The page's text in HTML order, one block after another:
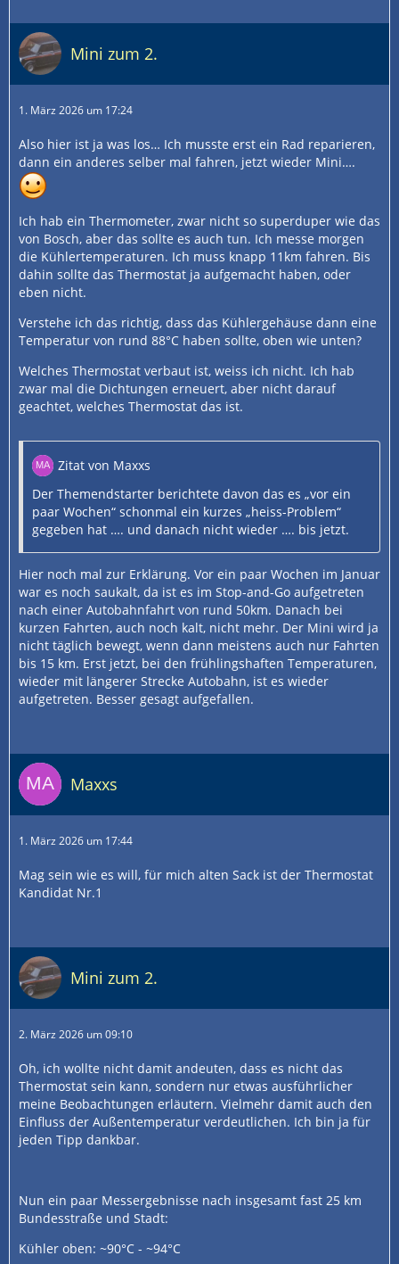
Mini zum 2.
1. März 2026 um 17:24
Also hier ist ja was los… Ich musste erst ein Rad reparieren,
dann ein anderes selber mal fahren, jetzt wieder Mini….
Ich hab ein Thermometer, zwar nicht so superduper wie das
von Bosch, aber das sollte es auch tun. Ich messe morgen
die Kühlertemperaturen. Ich muss knapp 11km fahren. Bis
dahin sollte das Thermostat ja aufgemacht haben, oder
eben nicht.
Verstehe ich das richtig, dass das Kühlergehäuse dann eine
Temperatur von rund 88°C haben sollte, oben wie unten?
Welches Thermostat verbaut ist, weiss ich nicht. Ich hab
zwar mal die Dichtungen erneuert, aber nicht darauf
geachtet, welches Thermostat das ist.
Zitat von Maxxs
Der Themendstarter berichtete davon das es „vor ein
paar Wochen“ schonmal ein kurzes „heiss-Problem“
gegeben hat …. und danach nicht wieder …. bis jetzt.
Hier noch mal zur Erklärung. Vor ein paar Wochen im Januar
war es noch saukalt, da ist es im Stop-and-Go aufgetreten
nach einer Autobahnfahrt von rund 50km. Danach bei
kurzen Fahrten, auch noch kalt, nicht mehr. Der Mini wird ja
nicht täglich bewegt, wenn dann meistens auch nur Fahrten
bis 15 km. Erst jetzt, bei den frühlingshaften Temperaturen,
wieder mit längerer Strecke Autobahn, ist es wieder
aufgetreten. Besser gesagt aufgefallen.
Maxxs
1. März 2026 um 17:44
Mag sein wie es will, für mich alten Sack ist der Thermostat
Kandidat Nr.1
Mini zum 2.
2. März 2026 um 09:10
Oh, ich wollte nicht damit andeuten, dass es nicht das
Thermostat sein kann, sondern nur etwas ausführlicher
meine Beobachtungen erläutern. Vielmehr damit auch den
Einfluss der Außentemperatur verdeutlichen. Ich bin ja für
jeden Tipp dankbar.
Nun ein paar Messergebnisse nach insgesamt fast 25 km
Bundesstraße und Stadt:
Kühler oben: ~90°C - ~94°C